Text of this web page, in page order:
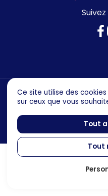
Mentions legales
Politique de
Ce site utilise des
sur ceux que vous
Tout
Tout